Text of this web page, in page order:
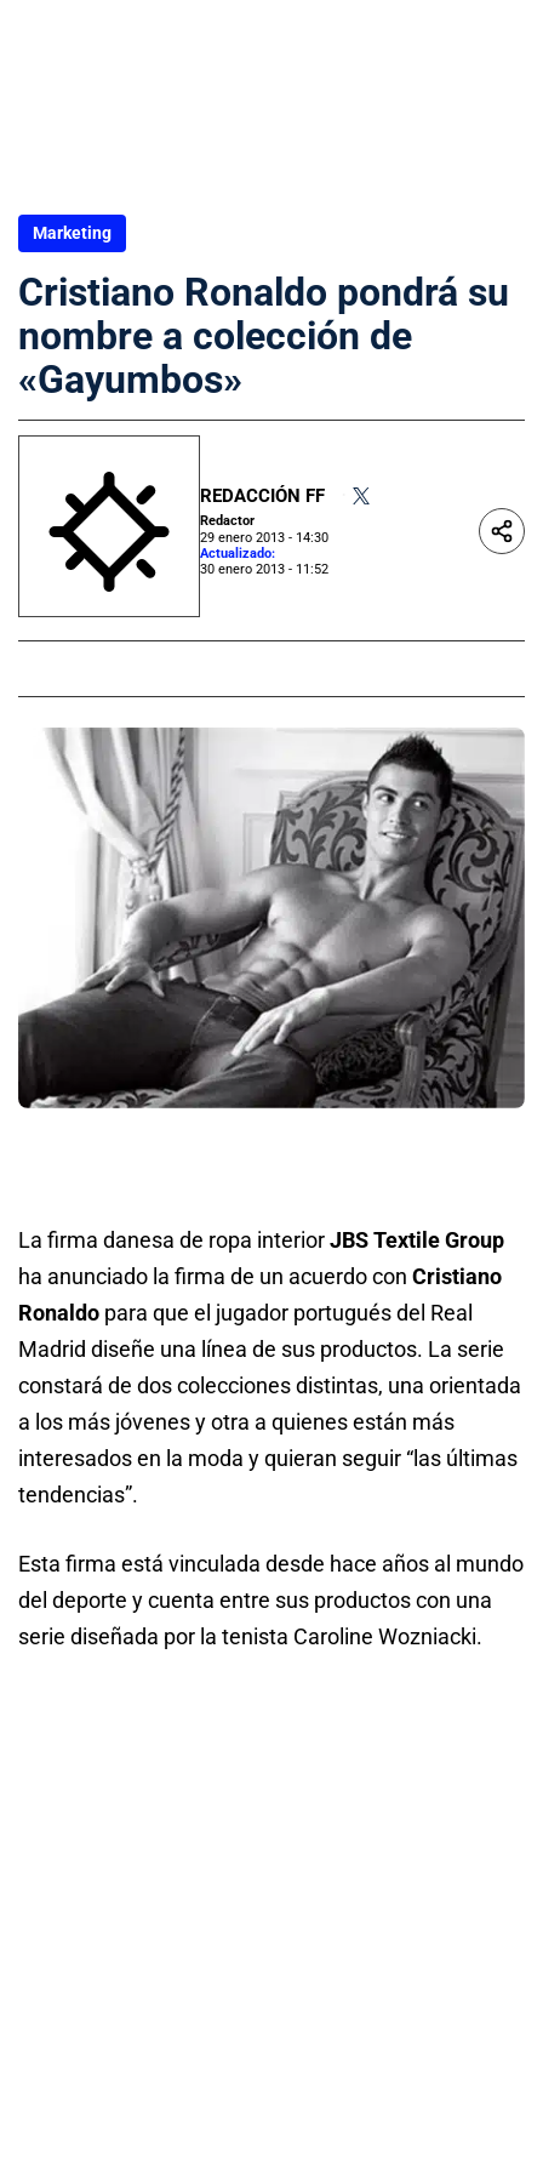
Marketing
Cristiano Ronaldo pondrá su
nombre a colección de
«Gayumbos»
REDACCIÓN FF
Redactor
29 enero 2013 - 14:30
Actualizado:
30 enero 2013 - 11:52
La firma danesa de ropa interiorJBS Textile Group
ha anunciado la firma de un acuerdo con Cristiano
Ronaldo para que el jugador portugués del Real
Madrid diseñe una línea de sus productos. La serie
constará de dos colecciones distintas, una orientada
a los más jóvenes y otra a quienes están más
interesados en la moda y quieran seguir “las últimas
tendencias”.
Esta firma está vinculada desde hace años al mundo
del deporte y cuenta entre sus productos con una
serie diseñada por la tenista Caroline Wozniacki.